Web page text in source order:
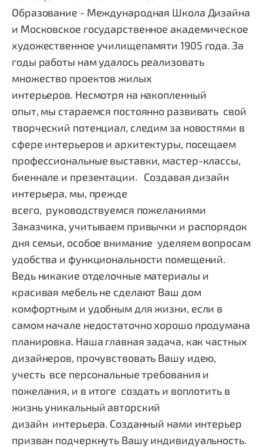
Образование - Международная Школа Дизайна
и Московское государственное академическое
художественное училищепамяти 1905 года. За
годы работы нам удалось реализовать
множество проектов жилых
интерьеров. Несмотря на накопленный
опыт, мы стараемся постоянно развивать свой
творческий потенциал, следим за новостями в
сфере интерьеров и архитектуры, посещаем
профессиональные выставки, мастер-классы,
биеннале и презентации. Создавая дизайн
интерьера, мы, прежде
всего, руководствуемся пожеланиями
Заказчика, учитываем привычки и распорядок
дня семьи, особое внимание уделяем вопросам
удобства и функциональности помещений.
Ведь никакие отделочные материалы и
красивая мебель не сделают Ваш дом
комфортным и удобным для жизни, если в
самом начале недостаточно хорошо продумана
планировка. Наша главная задача, как частных
дизайнеров, прочувствовать Вашу идею,
учесть все персональные требования и
пожелания, и в итоге создать и воплотить в
жизнь уникальный авторский
дизайн интерьера. Созданный нами интерьер
призван подчеркнуть Вашу индивидуальность.